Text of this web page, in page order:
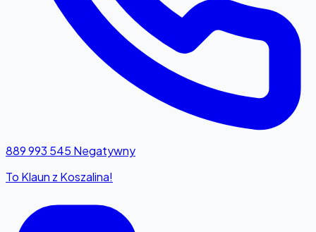
889 993 545 Negatywny
To Klaun z Koszalina!